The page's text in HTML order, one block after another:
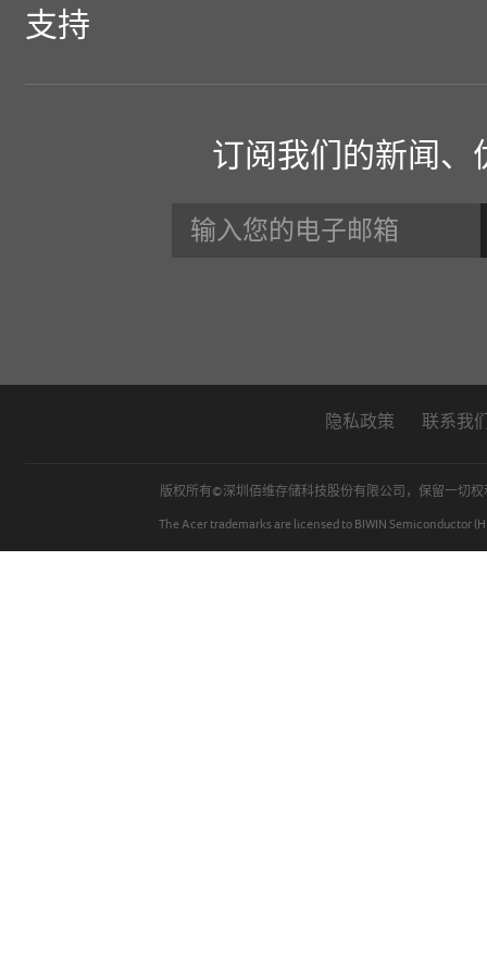
PCIE M.2固态硬盘
SATA 2.5"固态硬盘
SATA M.2固态硬盘
U盘
支持
BIWIN DATA RECOVERY TOOL
ACER存储
新闻中心
订阅我们的新闻、
隐私政策 联系我
版权所有©深圳佰维存储科技股份有限公司，保留一切
The Acer trademarks are licensed to BIWIN Semiconductor